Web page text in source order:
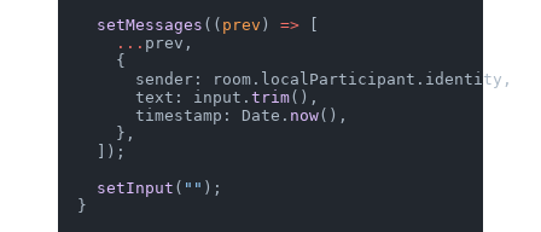
    setMessages
(( prev ) =>
      ...
prev,
      {
        sender: room.localParticipant.identity,
        text: input.
trim (),
        timestamp: Date.
now (),
      },
    ]);
    setInput
( "" );
  }